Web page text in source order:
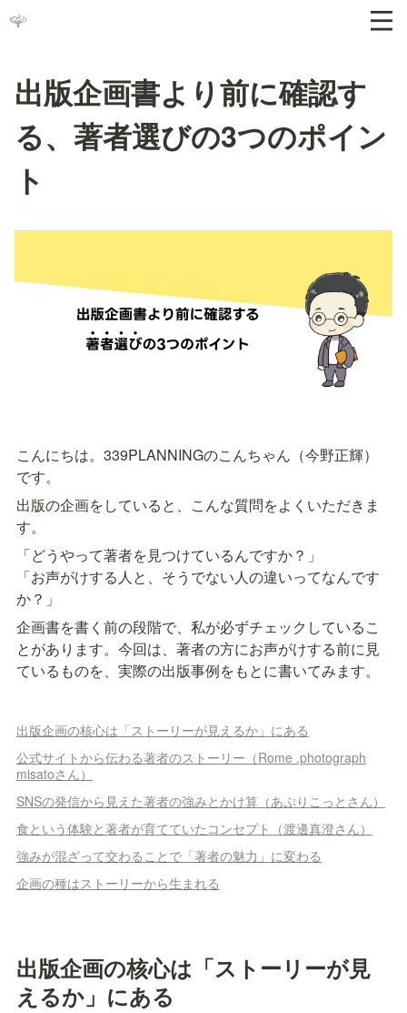
出版企画書より前に確認す
る、著者選びの3つのポイン
ト
こんにちは。339PLANNINGのこんちゃん（今野正輝）
です。
出版の企画をしていると、こんな質問をよくいただきま
す。
「どうやって著者を見つけているんですか？」
「お声がけする人と、そうでない人の違いってなんです
か？」
企画書を書く前の段階で、私が必ずチェックしているこ
とがあります。今回は、著者の方にお声がけする前に見
ているものを、実際の出版事例をもとに書いてみます。
出版企画の核心は「ストーリーが見えるか」にある
公式サイトから伝わる著者のストーリー（Rome .photograph
misatoさん）
SNSの発信から見えた著者の強みとかけ算（あぷりこっとさん）
食という体験と著者が育てていたコンセプト（渡邊真澄さん）
強みが混ざって交わることで「著者の魅力」に変わる
企画の種はストーリーから生まれる
出版企画の核心は「ストーリーが見
えるか」にある